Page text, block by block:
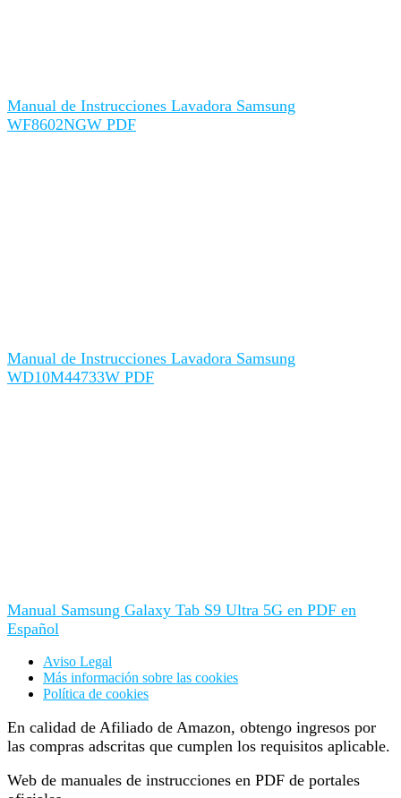
Manual de Instrucciones Lavadora Samsung
WF8602NGW PDF
Manual de Instrucciones Lavadora Samsung
WD10M44733W PDF
Manual Samsung Galaxy Tab S9 Ultra 5G en PDF en
Español
Aviso Legal
Más información sobre las cookies
Política de cookies
En calidad de Afiliado de Amazon, obtengo ingresos por
las compras adscritas que cumplen los requisitos aplicable.
Web de manuales de instrucciones en PDF de portales